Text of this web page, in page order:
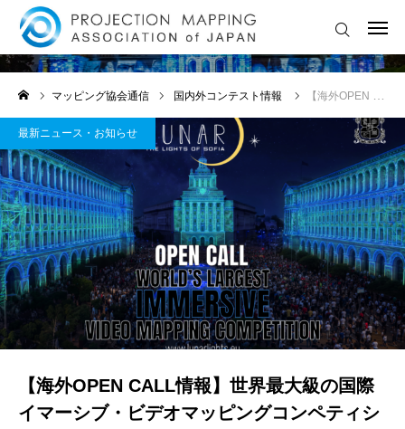
最新ニュース・お知らせ
マッピング協会通信 国内外コンテスト情報 【海外OPEN CALL情報】世界最大級の国際イマーシブ・ビデオマッピングコンペティション「URBAN PULSE」公募開始
最新ニュース・お知らせ
【海外OPEN CALL情報】世界最大級の国際
イマーシブ・ビデオマッピングコンペティシ
ログイン 協会に入会する
🔔 最新ニュース・お知らせ
💡ライトアートイベント情報
🏆 国内外コンテスト情報
🎓セミナー・ワークショップ
🎥 LIVE配信・アーカイブ
🤖 AI ・ 映像表現 特集
💬マッピングお悩み相談室